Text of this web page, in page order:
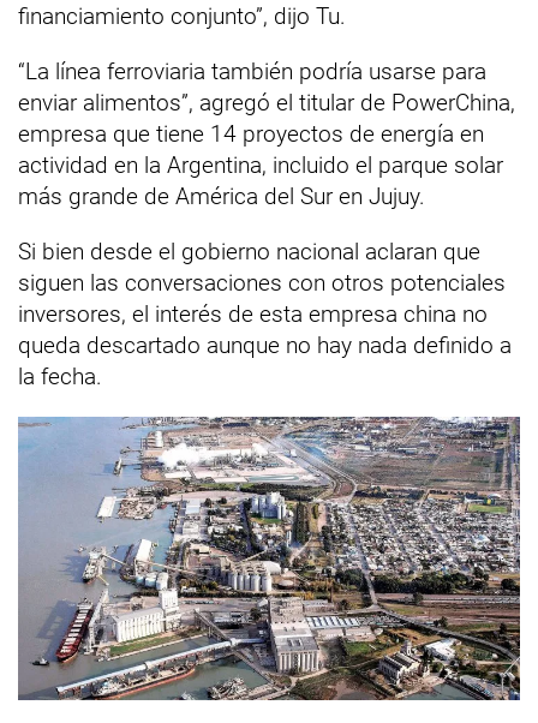
financiamiento conjunto”, dijo Tu.
“La línea ferroviaria también podría usarse para
enviar alimentos”, agregó el titular de PowerChina,
empresa que tiene 14 proyectos de energía en
actividad en la Argentina, incluido el parque solar
más grande de América del Sur en Jujuy.
Si bien desde el gobierno nacional aclaran que
siguen las conversaciones con otros potenciales
inversores, el interés de esta empresa china no
queda descartado aunque no hay nada definido a
la fecha.